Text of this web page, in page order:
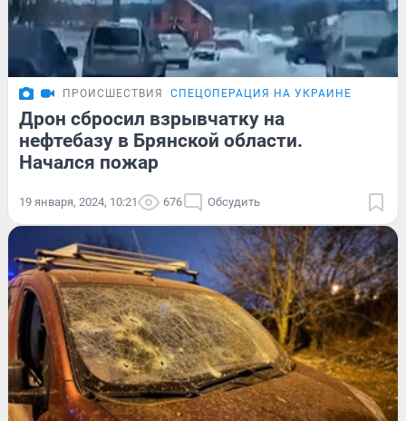
ПРОИСШЕСТВИЯ СПЕЦОПЕРАЦИЯ НА УКРАИНЕ
Дрон сбросил взрывчатку на
нефтебазу в Брянской области.
Начался пожар
19 января, 2024, 10:21 676 Обсудить